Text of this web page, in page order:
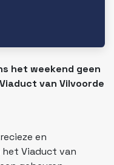
het weekend geen
van Vilvoorde
en
Viaduct van